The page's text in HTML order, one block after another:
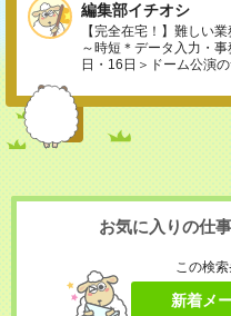
編集部イチオシ
【完全在宅！】難しい
～時短＊データ入力・
日・16日＞ドーム公演
お気に入りの仕
この検
新着メ